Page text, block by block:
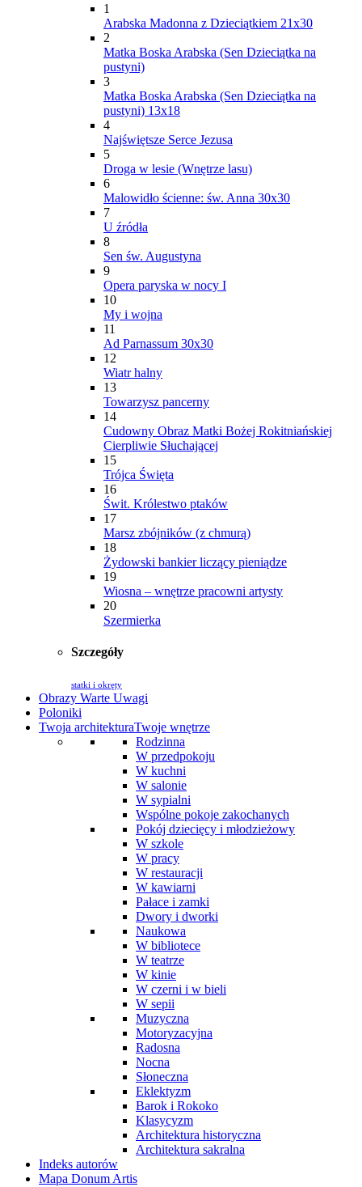
1
Arabska Madonna z Dzieciątkiem 21x30
2
Matka Boska Arabska (Sen Dzieciątka na
pustyni)
3
Matka Boska Arabska (Sen Dzieciątka na
pustyni) 13x18
4
Najświętsze Serce Jezusa
5
Droga w lesie (Wnętrze lasu)
6
Malowidło ścienne: św. Anna 30x30
7
U źródła
8
Sen św. Augustyna
9
Opera paryska w nocy I
10
My i wojna
11
Ad Parnassum 30x30
12
Wiatr halny
13
Towarzysz pancerny
14
Cudowny Obraz Matki Bożej Rokitniańskiej
Cierpliwie Słuchającej
15
Trójca Święta
16
Świt. Królestwo ptaków
17
Marsz zbójników (z chmurą)
18
Żydowski bankier liczący pieniądze
19
Wiosna – wnętrze pracowni artysty
20
Szermierka
Szczegóły
statki i okręty
Obrazy Warte Uwagi
Poloniki
Twoja architekturaTwoje wnętrze
Rodzinna
W przedpokoju
W kuchni
W salonie
W sypialni
Wspólne pokoje zakochanych
Pokój dziecięcy i młodzieżowy
W szkole
W pracy
W restauracji
W kawiarni
Pałace i zamki
Dwory i dworki
Naukowa
W bibliotece
W teatrze
W kinie
W czerni i w bieli
W sepii
Muzyczna
Motoryzacyjna
Radosna
Nocna
Słoneczna
Eklektyzm
Barok i Rokoko
Klasycyzm
Architektura historyczna
Architektura sakralna
Indeks autorów
Mapa Donum Artis